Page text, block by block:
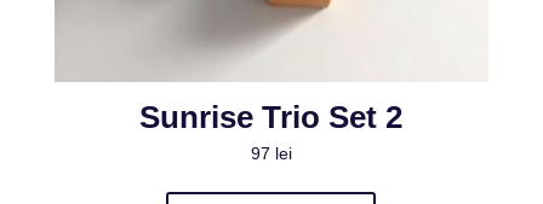
Sunrise Trio Set 2
97 lei